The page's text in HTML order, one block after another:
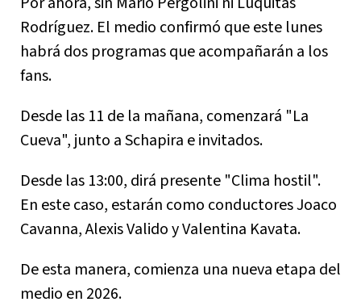
Rodríguez. El medio confirmó que este lunes
habrá dos programas que acompañarán a los
fans.
Desde las 11 de la mañana, comenzará "La
Cueva", junto a Schapira e invitados.
Desde las 13:00, dirá presente "Clima hostil".
En este caso, estarán como conductores Joaco
Cavanna, Alexis Valido y Valentina Kavata.
De esta manera, comienza una nueva etapa del
medio en 2026.